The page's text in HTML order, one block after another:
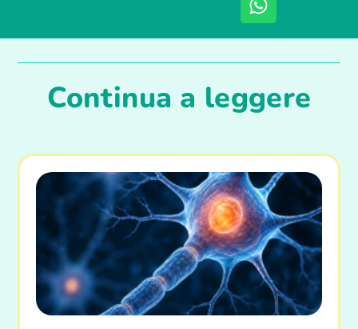
Continua a leggere